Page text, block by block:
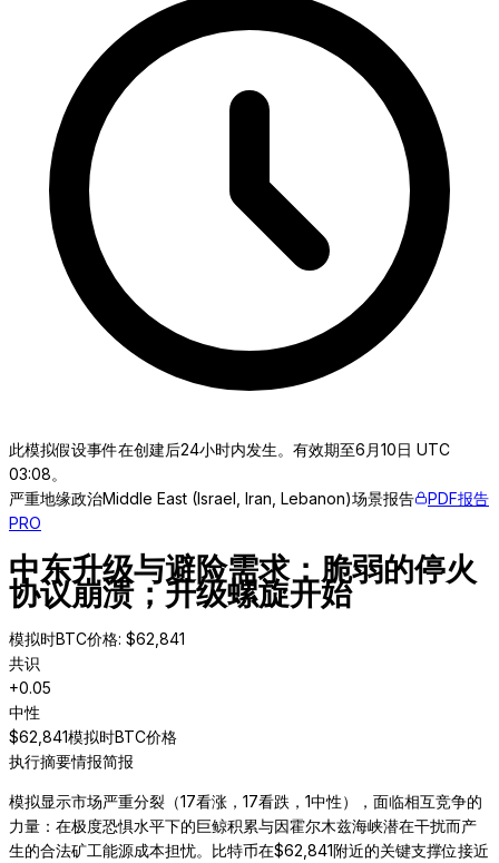
此模拟假设事件在创建后24小时内发生。有效期至6月10日 UTC
03:08。
严重地缘政治Middle East (Israel, Iran, Lebanon)场景报告
PDF报告
PRO
中东升级与避险需求：脆弱的停火
协议崩溃；升级螺旋开始
模拟时BTC价格: $62,841
共识
+0.05
中性
$62,841模拟时BTC价格
执行摘要情报简报
模拟显示市场严重分裂（17看涨，17看跌，1中性），面临相互竞争的
力量：在极度恐惧水平下的巨鲸积累与因霍尔木兹海峡潜在干扰而产
生的合法矿工能源成本担忧。比特币在$62,841附近的关键支撑位接近